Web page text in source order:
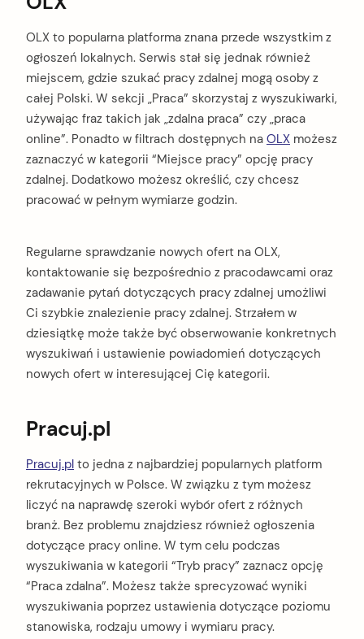
OLX to popularna platforma znana przede wszystkim z
ogłoszeń lokalnych. Serwis stał się jednak również
miejscem, gdzie szukać pracy zdalnej mogą osoby z
całej Polski. W sekcji „Praca” skorzystaj z wyszukiwarki,
używając fraz takich jak „zdalna praca” czy „praca
online”. Ponadto w filtrach dostępnych na OLX możesz
zaznaczyć w kategorii “Miejsce pracy” opcję pracy
zdalnej. Dodatkowo możesz określić, czy chcesz
pracować w pełnym wymiarze godzin.
Regularne sprawdzanie nowych ofert na OLX,
kontaktowanie się bezpośrednio z pracodawcami oraz
zadawanie pytań dotyczących pracy zdalnej umożliwi
Ci szybkie znalezienie pracy zdalnej. Strzałem w
dziesiątkę może także być obserwowanie konkretnych
wyszukiwań i ustawienie powiadomień dotyczących
nowych ofert w interesującej Cię kategorii.
Pracuj.pl
Pracuj.pl to jedna z najbardziej popularnych platform
rekrutacyjnych w Polsce. W związku z tym możesz
liczyć na naprawdę szeroki wybór ofert z różnych
branż. Bez problemu znajdziesz również ogłoszenia
dotyczące pracy online. W tym celu podczas
wyszukiwania w kategorii “Tryb pracy” zaznacz opcję
“Praca zdalna”. Możesz także sprecyzować wyniki
wyszukiwania poprzez ustawienia dotyczące poziomu
stanowiska, rodzaju umowy i wymiaru pracy.